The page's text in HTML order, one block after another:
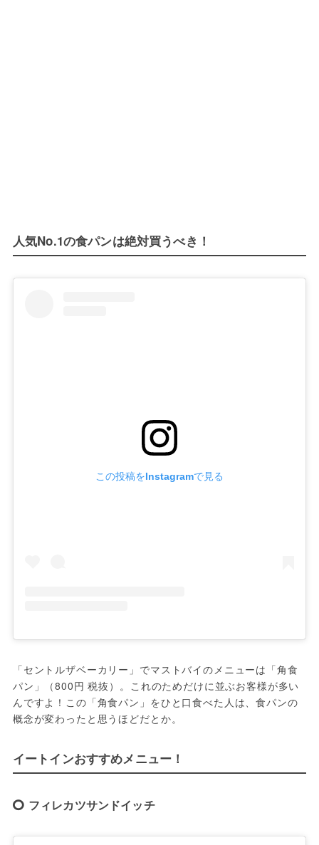
人気No.1の食パンは絶対買うべき！
この投稿をInstagramで見る
「セントルザベーカリー」でマストバイのメニューは「角食
パン」（800円 税抜）。これのためだけに並ぶお客様が多い
んですよ！この「角食パン」をひと口食べた人は、食パンの
概念が変わったと思うほどだとか。
イートインおすすめメニュー！
フィレカツサンドイッチ